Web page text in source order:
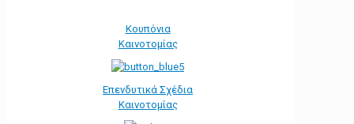
Κουπόνια
Καινοτομίας
Επενδυτικά Σχέδια
Καινοτομίας